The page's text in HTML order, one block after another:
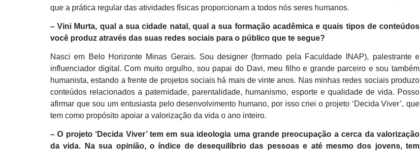
que a prática regular das atividades físicas proporcionam a todos nós seres humanos.
– Vini Murta, qual a sua cidade natal, qual a sua formação acadêmica e quais tipos de conteúdos
você produz através das suas redes sociais para o público que te segue?
Nasci em Belo Horizonte Minas Gerais. Sou designer (formado pela Faculdade INAP), palestrante e
influenciador digital. Com muito orgulho, sou papai do Davi, meu filho e grande parceiro e sou também
humanista, estando a frente de projetos sociais há mais de vinte anos. Nas minhas redes sociais produzo
conteúdos relacionados a paternidade, parentalidade, humanismo, esporte e qualidade de vida. Posso
afirmar que sou um entusiasta pelo desenvolvimento humano, por isso criei o projeto ‘Decida Viver’, que
tem como propósito apoiar a valorização da vida o ano inteiro.
– O projeto ‘Decida Viver’ tem em sua ideologia uma grande preocupação a cerca da valorização
da vida. Na sua opinião, o índice de desequilíbrio das pessoas e até mesmo dos jovens, tem